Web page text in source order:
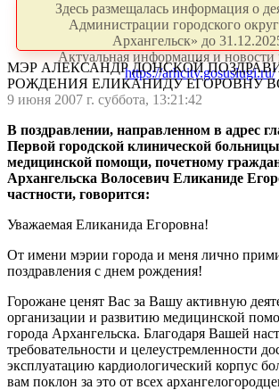
Здесь размещалась информация о
Администрации городского
Архангельск» до
Актуальная информация и новости
https://arhcity.gosuslugi.ru/
МЭР АЛЕКСАНДР ДОНСКОЙ
РОЖДЕНИЯ ЕЛИКАНИДУ ЕГОРОВНУ
9 июня 2007 г. суббота, 13:21:42
В поздравлении, направленном в адрес
Первой городской клинической
медицинской помощи, почетному
Архангельска Волосевич Еликаниде
частности, говорится:
Уважаемая Еликанида Егоровна!
От имени мэрии города и меня лично
поздравления с днем рождения!
Горожане ценят Вас за Вашу активную
организации и развитию медицинской
города Архангельска. Благодаря Вашей
требовательности и целеустремленности
эксплуатацию кардиологический корпус
вам поклон за это от всех